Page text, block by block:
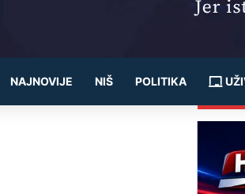
NAJNOVIJE NIŠ POLITIKA